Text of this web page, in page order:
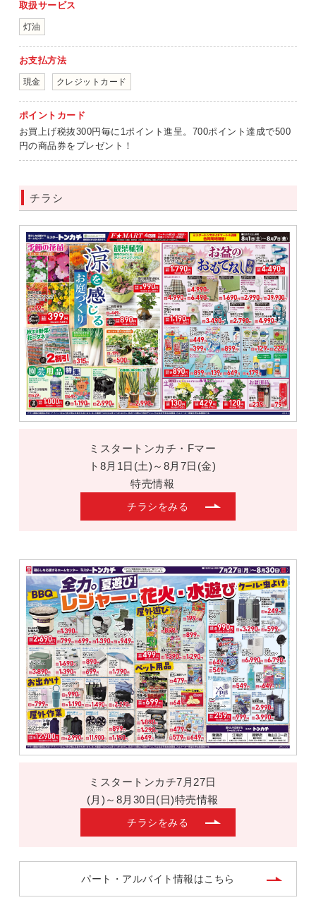
取扱サービス
灯油
お支払方法
現金 クレジットカード
ポイントカード
お買上げ税抜300円毎に1ポイント進呈。700ポイント達成で500
円の商品券をプレゼント！
チラシ
ミスタートンカチ・Fマー
ト8月1日(土)～8月7日(金)
特売情報
チラシをみる
ミスタートンカチ7月27日
(月)～8月30日(日)特売情報
チラシをみる
パート・アルバイト情報はこちら